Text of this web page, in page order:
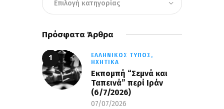
Πρόσφατα Άρθρα
ΕΛΛΗΝΙΚΌΣ ΤΎΠΟΣ,
ΗΧΗΤΙΚΆ
Εκπομπή “Σεμνά και
Ταπεινά” περί Ιράν
(6/7/2026)
07/07/2026